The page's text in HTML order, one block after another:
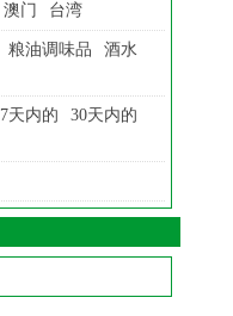
澳门 台湾
粮油调味品
酒水
7天内的
30天内的